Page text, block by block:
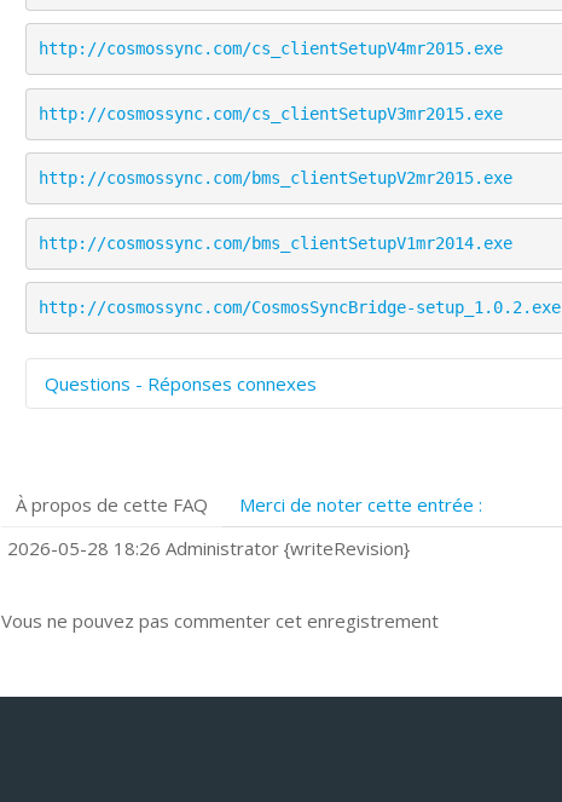
http://cosmossync.com/cs_clientSetupV4mr2015.exe
http://cosmossync.com/cs_clientSetupV3mr2015.exe
http://cosmossync.com/bms_clientSetupV2mr2015.exe
http://cosmossync.com/bms_clientSetupV1mr2014.exe
http://cosmossync.com/CosmosSyncBridge-setup_1.0.2.exe
Questions - Réponses connexes
Quels navigateurs web sont supportés ?
Comment installer Google Chrome ?
À propos de cette FAQ
Merci de noter cette entrée :
2026-05-28 18:26 Administrator {writeRevision}
Vous ne pouvez pas commenter cet enregistrement